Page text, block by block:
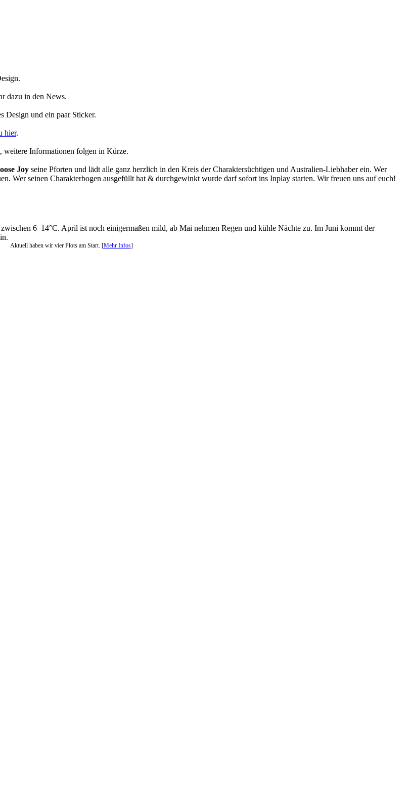
dazu in den News.
Design und ein paar Sticker.
hier.
weitere Informationen folgen in Kürze.
Joy seine Pforten und lädt alle ganz herzlich in den Kreis der Charaktersüchtigen und Australien-Liebhaber ein. Wer
Wer seinen Charakterbogen ausgefüllt hat & durchgewinkt wurde darf sofort ins Inplay starten. Wir freuen uns auf euch!
6–14°C. April ist noch einigermaßen mild, ab Mai nehmen Regen und kühle Nächte zu. Im Juni kommt der
Aktuell haben wir vier Plots am Start. [Mehr Infos]